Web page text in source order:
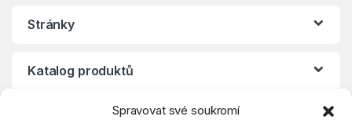
Spravovat své soukromí
Stránky
Katalog produktů